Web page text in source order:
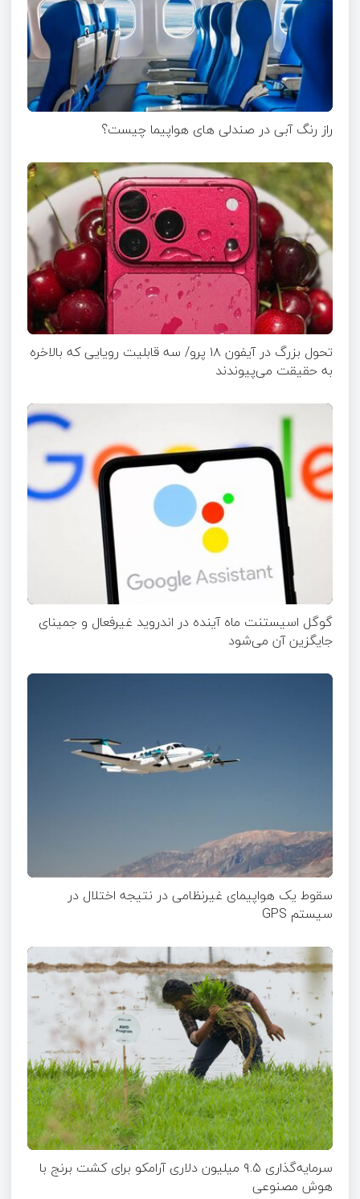
راز رنگ آبی در صندلی های هواپیما چیست؟
تحول بزرگ در آیفون ۱۸ پرو/ سه قابلیت رویایی که بالاخره
به حقیقت می‌پیوندند
گوگل اسیستنت ماه آینده در اندروید غیرفعال و جمینای
جایگزین آن می‌شود
سقوط یک هواپیمای غیرنظامی در نتیجه اختلال در
سیستم‌ GPS
سرمایه‌گذاری ۹.۵ میلیون دلاری آرامکو برای کشت برنج با
هوش مصنوعی